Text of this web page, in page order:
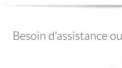
Besoin d'assistance